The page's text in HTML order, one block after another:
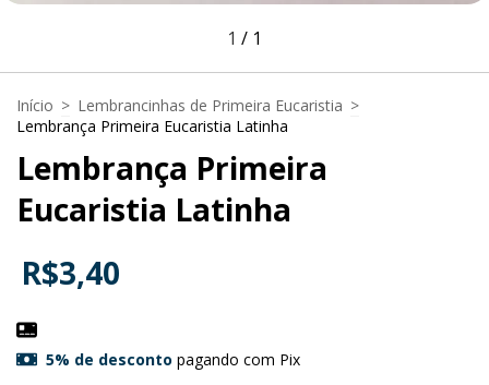
1 / 1
Início > Lembrancinhas de Primeira Eucaristia >
Lembrança Primeira Eucaristia Latinha
Lembrança Primeira
Eucaristia Latinha
R$3,40
5% de desconto pagando com Pix